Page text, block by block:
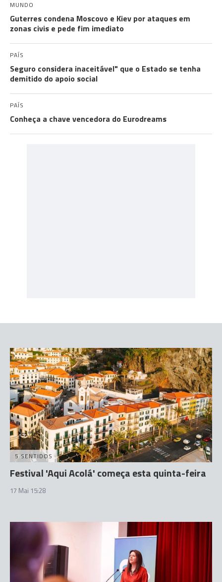
MUNDO
Guterres condena Moscovo e Kiev por ataques em
zonas civis e pede fim imediato
PAÍS
Seguro considera inaceitável" que o Estado se tenha
demitido do apoio social
PAÍS
Conheça a chave vencedora do Eurodreams
5 SENTIDOS
Festival 'Aqui Acolá' começa esta quinta-feira
17 Mai 15:28